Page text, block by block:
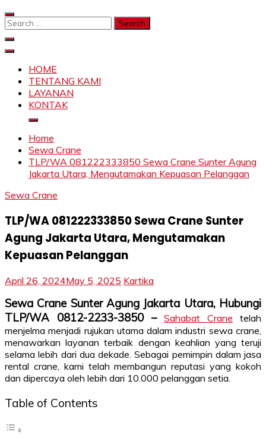
Skip
to
Search
SKYLIFTHOME
TENTANG KAMI
LAYANAN
KONTAK
Home
Sewa Crane
TLP/WA 081222333850 Sewa Crane Sunter Agung
Jakarta Utara, Mengutamakan Kepuasan Pelanggan
Sewa Crane
TLP/WA 081222333850 Sewa Crane Sunter
Agung Jakarta Utara, Mengutamakan
Kepuasan Pelanggan
April 26, 2024May 5, 2025 Kartika
Sewa Crane Sunter Agung Jakarta Utara, Hubungi
TLP/WA 0812-2233-3850 –Sahabat Crane telah
menjelma menjadi rujukan utama dalam industri sewa crane,
menawarkan layanan terbaik dengan keahlian yang teruji
selama lebih dari dua dekade. Sebagai pemimpin dalam jasa
rental crane, kami telah membangun reputasi yang kokoh
dan dipercaya oleh lebih dari 10.000 pelanggan setia.
Table of Contents